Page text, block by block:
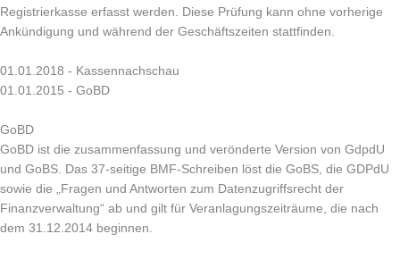
Registrierkasse erfasst werden. Diese Prüfung kann ohne vorherige
Ankündigung und während der Geschäftszeiten stattfinden.
01.01.2018 - Kassennachschau
01.01.2015 - GoBD
GoBD
GoBD ist die zusammenfassung und verönderte Version von GdpdU
und GoBS. Das 37-seitige BMF-Schreiben löst die GoBS, die GDPdU
sowie die „Fragen und Antworten zum Datenzugriffsrecht der
Finanzverwaltung“ ab und gilt für Veranlagungszeiträume, die nach
dem 31.12.2014 beginnen.